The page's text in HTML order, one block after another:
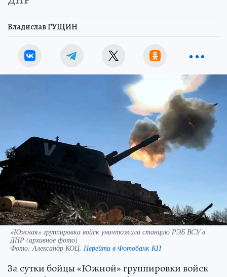
Владислав ГУЩИН
«Южная» группировка войск уничтожила станцию РЭБ ВСУ в
ДНР (архивное фото)
Фото:Александр КОЦ. Перейти в Фотобанк КП
За сутки бойцы «Южной» группировки войск